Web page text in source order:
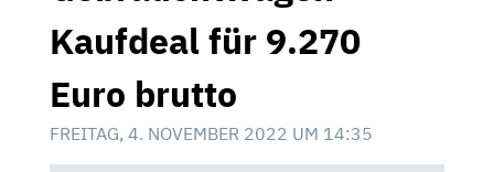
Kaufdeal für 9.270
Euro brutto
FREITAG, 4. NOVEMBER 2022 UM 14:35